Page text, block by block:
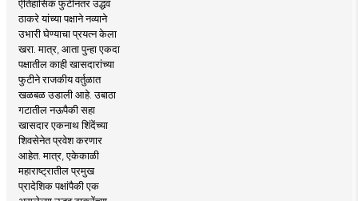
ऐतिहासिक फुटीनंतर उद्धव
ठाकरे यांच्या पक्षाने नव्याने
उभारी घेण्याचा प्रयत्न केला
खरा. मात्र, आता पुन्हा एकदा
पक्षातील काही खासदारांच्या
फुटीने राजकीय वर्तुळात
खळबळ उडाली आहे. उबाठा
गटातील नऊपैकी सहा
खासदार एकनाथ शिंदेंच्या
शिवसेनेत प्रवेश करणार
आहेत. मात्र, एकेकाळी
महाराष्ट्रातील प्रमुख
प्रादेशिक पक्षांपैकी एक